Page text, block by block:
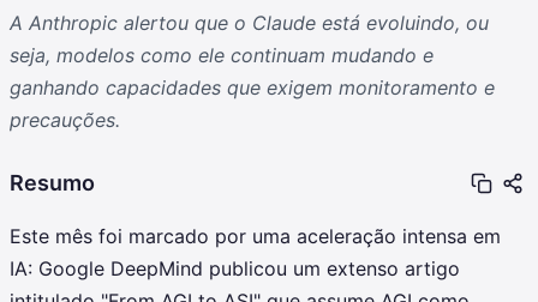
A Anthropic alertou que o Claude está evoluindo, ou
seja, modelos como ele continuam mudando e
ganhando capacidades que exigem monitoramento e
precauções.
Resumo
Este mês foi marcado por uma aceleração intensa em
IA: Google DeepMind publicou um extenso artigo